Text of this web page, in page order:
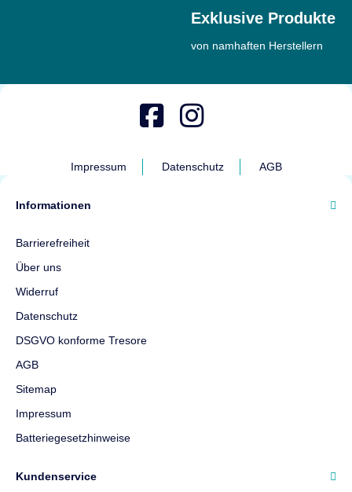
Exklusive Produkte
von namhaften Herstellern
Impressum Datenschutz AGB
Informationen
Barrierefreiheit
Über uns
Widerruf
Datenschutz
DSGVO konforme Tresore
AGB
Sitemap
Impressum
Batteriegesetzhinweise
Kundenservice